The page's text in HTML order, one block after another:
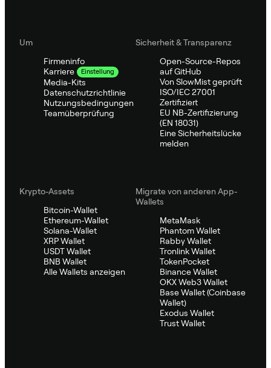
Um
Firmeninfo
Karriere
Einstellung
Media-Kits
Datenschutzrichtlinie
Nutzungsbedingungen
Teamüberprüfung
Sicherheit & Transparenz
Open-Source-Repos
auf GitHub
Von SlowMist geprüft
ISO/IEC 27001
Zertifiziert
EU NB-Zertifizierung
(EN 18031)
Eine Sicherheitslücke
melden
Krypto-Assets
Bitcoin-Wallet
Ethereum-Wallet
Solana-Wallet
XRP Wallet
USDT Wallet
BNB Wallet
Alle Wallets anzeigen
Migrate von anderen App-
Wallets
MetaMask
Phantom Wallet
Rabby Wallet
Tronlink Wallet
TokenPocket
Binance Wallet
OKX Web3 Wallet
Base Wallet (Coinbase
Wallet)
Exodus Wallet
Trust Wallet